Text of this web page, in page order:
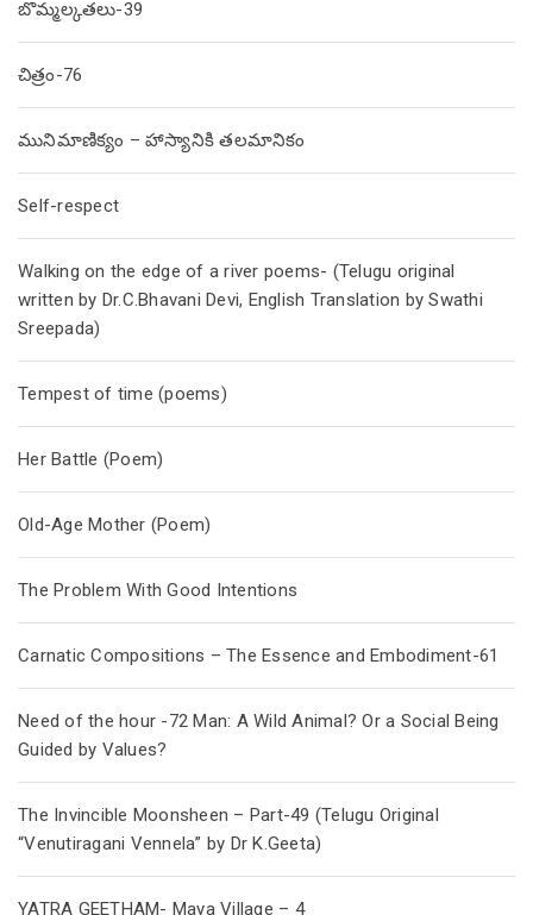
బొమ్మల్కతలు-39
చిత్రం-76
మునిమాణిక్యం – హాస్యానికి తలమానికం
Self-respect
Walking on the edge of a river poems- (Telugu original
written by Dr.C.Bhavani Devi, English Translation by Swathi
Sreepada)
Tempest of time (poems)
Her Battle (Poem)
Old-Age Mother (Poem)
The Problem With Good Intentions
Carnatic Compositions – The Essence and Embodiment-61
Need of the hour -72 Man: A Wild Animal? Or a Social Being
Guided by Values?
The Invincible Moonsheen – Part-49 (Telugu Original
“Venutiragani Vennela” by Dr K.Geeta)
YATRA GEETHAM- Maya Village – 4